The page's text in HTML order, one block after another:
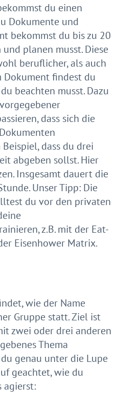
du einen
Dokumente und
bekommst du bis zu 20
planen musst. Diese
beruflicher, als auch
Dokument findest du
beachten musst. Dazu
dass sich die
dass du drei
abgeben sollst. Hier
Insgesamt dauert die
Unser Tipp: Die
du vor den privaten
z.B. mit der Eat-
Eisenhower Matrix.
wie der Name
Gruppe statt. Ziel ist
zwei oder drei anderen
Thema
genau unter die Lupe
geachtet, wie du
agierst: